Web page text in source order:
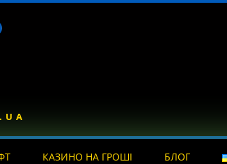
КАЗИНО НА ГРОШІ БЛОГ